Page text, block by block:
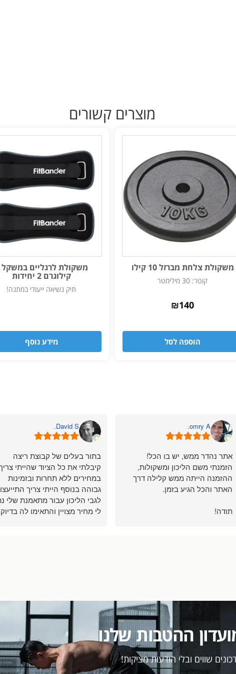
מוצרים קשורים
משקולת צלחת מברזל 10 קילו
קוטר: 30 מילימטר
₪140
הוספה לסל
קילוגרם 2 יחידות
תיק נשיאה ייעודי במתנה!
מידע נוסף
omry A.
אתר נהדר ממש, יש בו הכל!
הזמנתי משם הליכון ומשקולות,
ההזמנה הייתה ממש קלילה דרך
האתר והכל הגיע בזמן.
תודה!
David S.
בתור בעלים של קבוצת ריצה
קיבלתי את כל הציוד שהייתי
במחירים ללא תחרות ובזמינות
גבוהה בנוסף הייתי צריך
לגבי הליכון עבור מתאמנת שלי
לי מחיר מצויין והתאימו לה בדיוק
ההטבות שלנו
שווים ובלי הודעות מציקות!